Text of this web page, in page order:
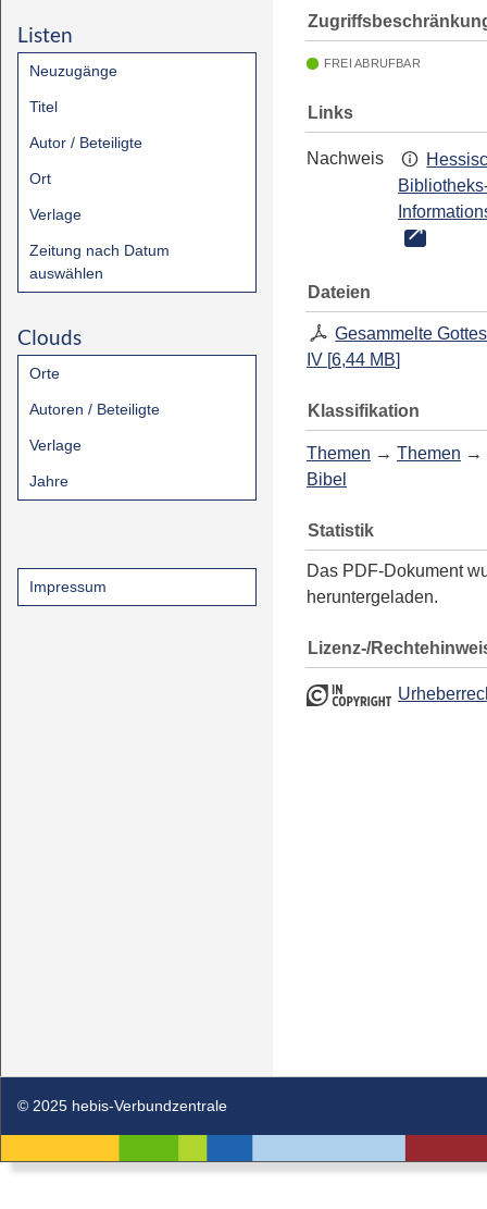
Listen
Neuzugänge
Titel
Autor / Beteiligte
Ort
Verlage
Zeitung nach Datum
auswählen
Clouds
Orte
Autoren / Beteiligte
Verlage
Jahre
Impressum
FREI ABRUFBAR
Links
Nachweis
Dateien
Gesammelte
IV [6,44 MB]
Klassifikation
Themen → Themen →
Bibel
Statistik
Das PDF-Dokument
heruntergeladen.
Lizenz-/
© 2025 hebis-Verbundzentrale